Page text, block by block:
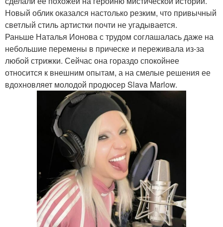
Новый облик оказался настолько резким, что привычный
светлый стиль артистки почти не угадывается.
Раньше Наталья Ионова с трудом соглашалась даже на
небольшие перемены в прическе и переживала из-за
любой стрижки. Сейчас она гораздо спокойнее
относится к внешним опытам, а на смелые решения ее
вдохновляет молодой продюсер Slava Marlow.